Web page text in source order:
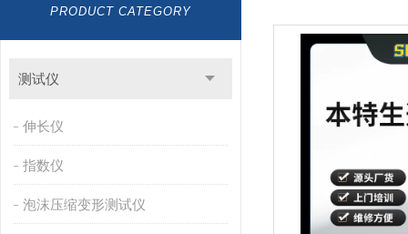
PRODUCT CATEGORY
测试仪
伸长仪
指数仪
泡沫压缩变形测试仪